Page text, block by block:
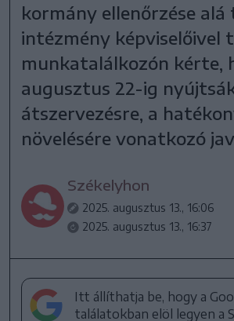
kormány ellenőrzése
intézmény
munkatalálkozón kérte,
augusztus 22-ig
átszervezésre, a
növelésére vonatkozó
Székelyhon
2025. augusztus 13., 16:06
2025. augusztus 13., 16:37
Itt állíthatja be, hogy a
találatokban elöl legyen a